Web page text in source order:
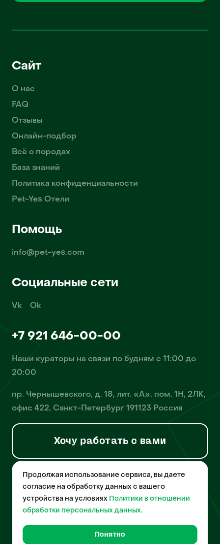
Сайт
О нас
FAQ
Отзывы
Онлайн-подбор
Всё о породах
База знаний
Политика конфиденциальности
Pet-Yes Отели
Помощь
info@pet-yes.com
Социальные сети
Vk Ok
+7 921 646-00-00
Наши кураторы на связи по будням с 11:00 до
20:00
пр. Чернышевского, д. 18, лит. «А», пом. 1Н, 2ЛК,
офис 422, Санкт-Петербург 191123 Россия
Хочу работать с вами
© 2026 Pet-Yes. ООО «Биржа домашних животных «Пет-Ес»
осуществляет деятельность в области информационных
технологий, деятельность по разработке и эксплуатации
собственного программного обеспечения, деятельность
порталов в информационно-коммуникационной сети Интернет и
домашних животных», свидетельство о регистрации
№2021612018 от 10 февраля 2021 года.
Продолжая использование сервиса, вы даете
согласие на обработку данных с вашего
устройства на условиях Политики в отношении
обработки персональных данных.
Понятно